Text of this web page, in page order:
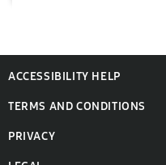
ACCESSIBILITY HELP
TERMS AND CONDITIONS
PRIVACY